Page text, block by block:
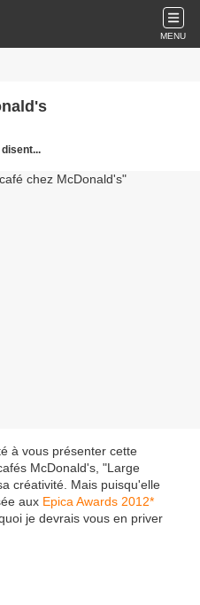
MENU
à vous présenter cette
McDonald's, "Large
créativité. Mais puisqu'elle
aux Epica Awards 2012*
je devrais vous en priver